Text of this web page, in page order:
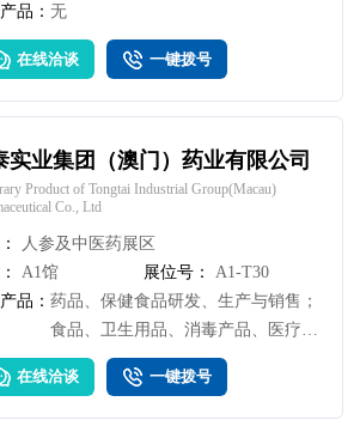
品：无
在线洽谈 一键拨号
实业集团（澳门）药业有限公司
Product of Tongtai Industrial Group(Macau)
Co., Ltd
人参及中医药展区
A1馆 展位号：
A1-T30
品：药品、保健食品研发、生产与销售；
食品、卫生用品、消毒产品、医疗器
械研发、生产与销售； 生物制药、
科学技术开发、技术咨询、技术服
务。
在线洽谈 一键拨号